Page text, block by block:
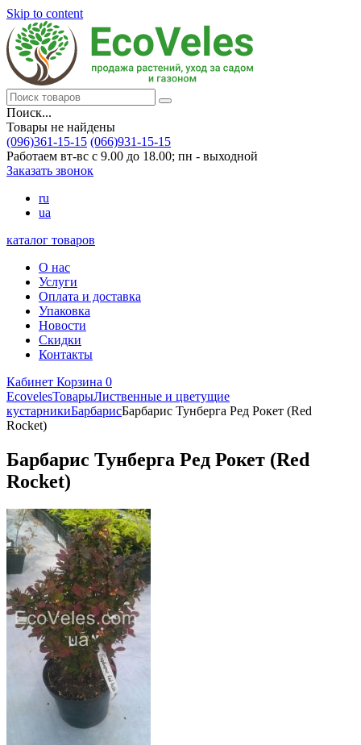
Skip to content
Поиск...
Товары не найдены
(096)361-15-15 (066)931-15-15
Работаем вт-вс с 9.00 до 18.00; пн - выходной
Заказать звонок
ru
ua
каталог товаров
О нас
Услуги
Оплата и доставка
Упаковка
Новости
Скидки
Контакты
Кабинет Корзина 0
EcovelesТоварыЛиственные и цветущие
кустарникиБарбарисБарбарис Тунберга Ред Рокет (Red
Rocket)
Барбарис Тунберга Ред Рокет (Red
Rocket)